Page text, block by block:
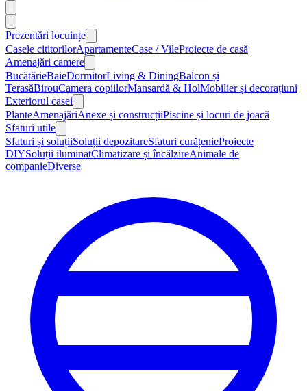
Prezentări locuințe
Casele cititorilorApartamenteCase / VileProiecte de casă
Amenajări camere
BucătărieBaieDormitorLiving & DiningBalcon și
TerasăBirouCamera copiilorMansardă & HolMobilier și decorațiuni
Exteriorul casei
PlanteAmenajăriAnexe și construcțiiPiscine și locuri de joacă
Sfaturi utile
Sfaturi și soluțiiSoluții depozitareSfaturi curățenieProiecte
DIYSoluții iluminatClimatizare și încălzireAnimale de
companieDiverse